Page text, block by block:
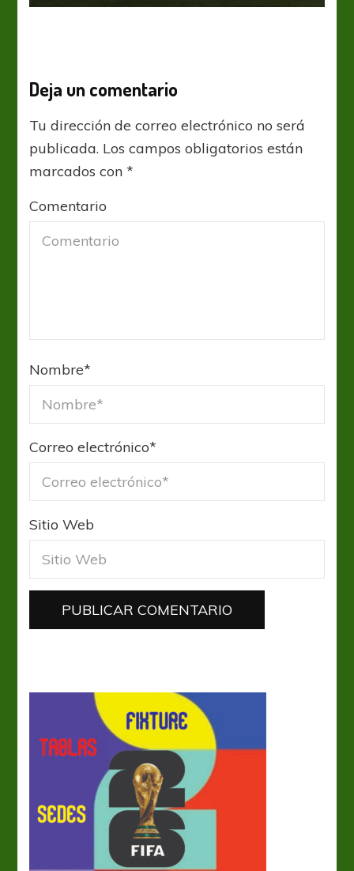
Deja un comentario
Tu dirección de correo electrónico no será
publicada. Los campos obligatorios están
marcados con*
Comentario
Nombre*
Correo electrónico*
Sitio Web